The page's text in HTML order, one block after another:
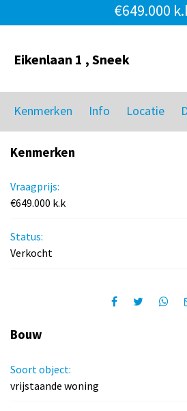
€649.000
Eikenlaan 1 , Sneek
Kenmerken Info Locatie
Kenmerken
Vraagprijs:
€649.000 k.k
Status:
Verkocht
Bouw
Soort object:
vrijstaande woning